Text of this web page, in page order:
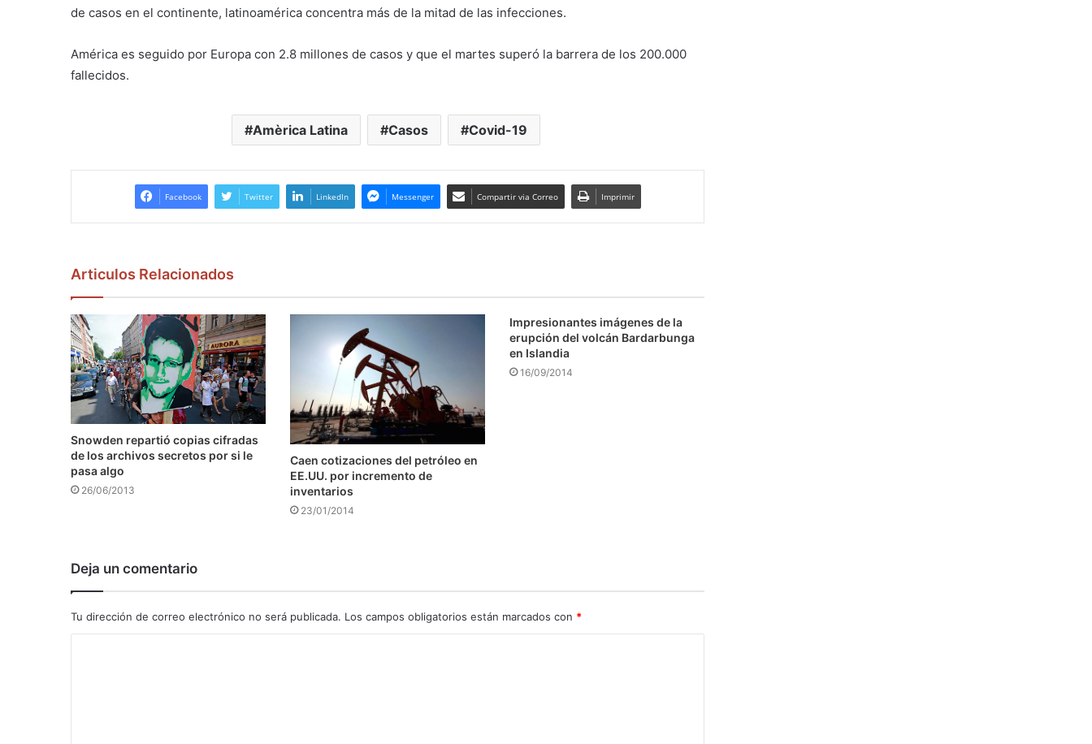
de casos en el continente, latinoamérica concentra más de la mitad de las infecciones.
América es seguido por Europa con 2.8 millones de casos y que el martes superó la barrera de los 200.000
fallecidos.
Amèrica Latina Casos Covid-19
Facebook Twitter LinkedIn Messenger Compartir via Correo Imprimir
Articulos Relacionados
Snowden repartió copias cifradas
de los archivos secretos por si le
pasa algo
26/06/2013
Caen cotizaciones del petróleo en
EE.UU. por incremento de
inventarios
23/01/2014
Impresionantes imágenes de la
erupción del volcán Bardarbunga
en Islandia
16/09/2014
Deja un comentario
Tu dirección de correo electrónico no será publicada. Los campos obligatorios están marcados con *